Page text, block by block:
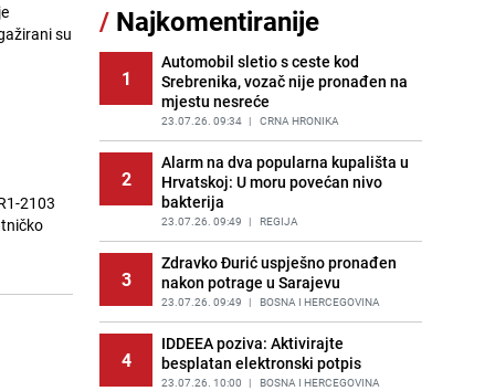
su
2103
11
Akcija na Dobrinji: Specijalci MUP-a
PRIJE 1 DAN LOKALNE TEME
Šta se dešava u sarajevskom
naselju Vraca? Policija zaprimila
dojavu, izašli na teren
PRIJE 2 DANA | CRNA HRONIKA
Znate li šta Dino Merlin pojede prije
izlaska na scenu? Njegov ritual
iznenadio mnoge
PRIJE OKO 23H | SHOWBIZ
14
Nastavak provokacija: MUP RS
oduzeo zastavu s ljiljanima i
sankcionisao vozača iz Bosanskog
Novog
PRIJE OKO 22H BOSNA I HERCEGOVINA
/ Najkomentiranije
1
Automobil sletio s ceste kod
Srebrenika, vozač nije pronađen na
mjestu nesreće
23.07.26. 09:34 | CRNA HRONIKA
2
Alarm na dva popularna kupališta u
Hrvatskoj: U moru povećan nivo
bakterija
23.07.26. 09:49 | REGIJA
3
Zdravko Đurić uspješno pronađen
nakon potrage u Sarajevu
23.07.26. 09:49 | BOSNA I HERCEGOVINA
4
IDDEEA poziva: Aktivirajte
besplatan elektronski potpis
23.07.26. 10:00 | BOSNA I HERCEGOVINA